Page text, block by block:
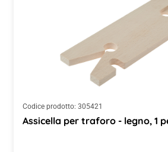
Codice prodotto: 305421
Assicella per traforo - legno, 1